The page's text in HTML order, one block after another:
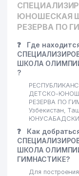
ЮНОШЕСКАЯ
РЕЗЕРВА ПО
❓
Где
ШКОЛА
?
ДЕТСКО-
РЕЗЕРВА ПО
Узбекистан,
❓
Как
ШКОЛА
ГИМНАСТИКЕ?
Для